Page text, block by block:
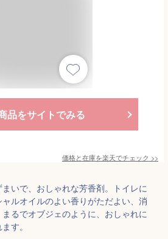
品をサイトでみる
価格と在庫を楽天でチェック >>
いで、おしゃれな芳香剤。トイレに
ルオイルのよい香りがただよい、消
るでオブジェのように、おしゃれに
す。